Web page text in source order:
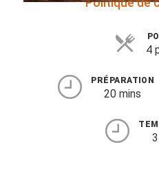
Politique de
4
PRÉPARATION
20 mins